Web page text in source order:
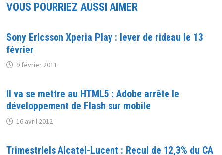
VOUS POURRIEZ AUSSI AIMER
Sony Ericsson Xperia Play : lever de rideau le 13
février
9 février 2011
Il va se mettre au HTML5 : Adobe arrête le
développement de Flash sur mobile
16 avril 2012
Trimestriels Alcatel-Lucent : Recul de 12,3% du CA